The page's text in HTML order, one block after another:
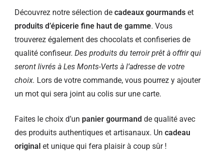
Découvrez notre sélection de cadeaux gourmands et
produits d’épicerie fine haut de gamme. Vous
trouverez également des chocolats et confiseries de
qualité confiseur. Des produits du terroir prêt à offrir qui
seront livrés à Les Monts-Verts à l’adresse de votre
choix. Lors de votre commande, vous pourrez y ajouter
un mot qui sera joint au colis sur une carte.
Faites le choix d’un panier gourmand de qualité avec
des produits authentiques et artisanaux. Un cadeau
original et unique qui fera plaisir à coup sûr !